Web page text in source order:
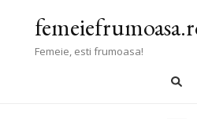
Femeie, esti frumoasa!